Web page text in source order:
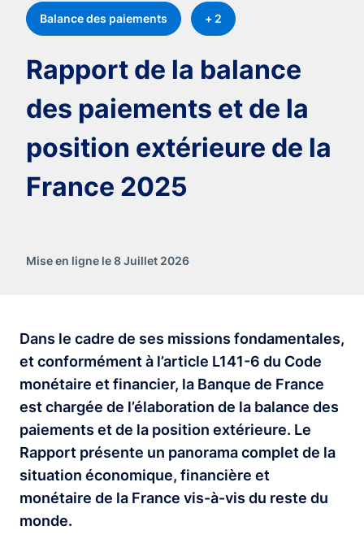
Balance des paiements + 2
Rapport de la balance
des paiements et de la
position extérieure de la
France 2025
Mise en ligne le 8 Juillet 2026
Dans le cadre de ses missions fondamentales,
et conformément à l’article L141-6 du Code
monétaire et financier, la Banque de France
est chargée de l’élaboration de la balance des
paiements et de la position extérieure. Le
Rapport présente un panorama complet de la
situation économique, financière et
monétaire de la France vis-à-vis du reste du
monde.